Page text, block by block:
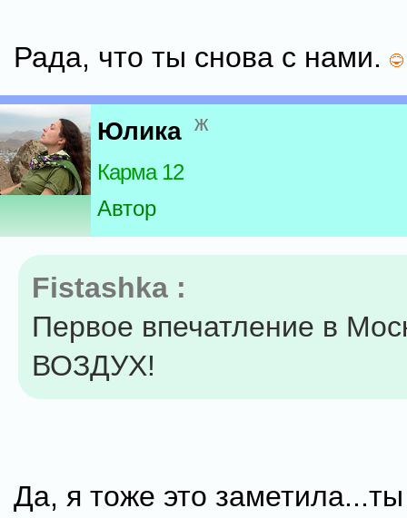
Рада, что ты снова с нами.
Юлика ж
Карма 12
Автор
Fistashka :
Первое впечатление в
ВОЗДУХ!
Да, я тоже это